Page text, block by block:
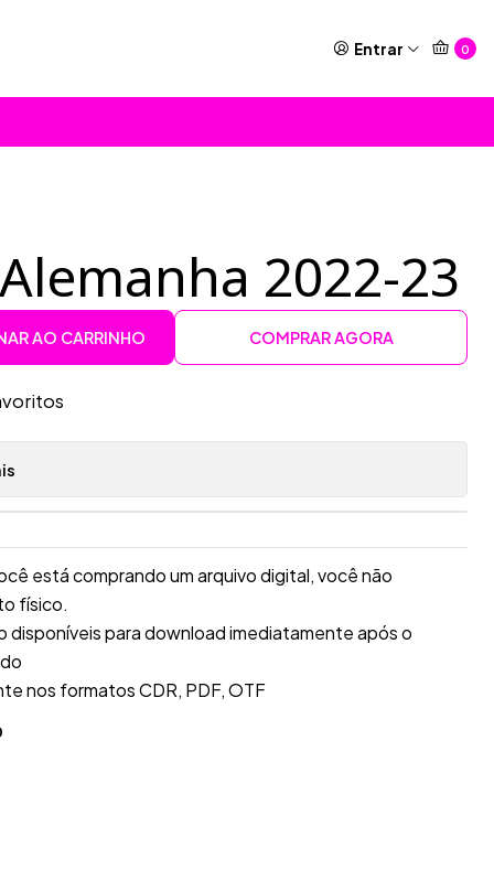
Entrar 0
2022-23
AO CARRINHO COMPRAR AGORA
está comprando um arquivo digital, você não
físico.
disponíveis para download imediatamente após o
nos formatos CDR, PDF, OTF